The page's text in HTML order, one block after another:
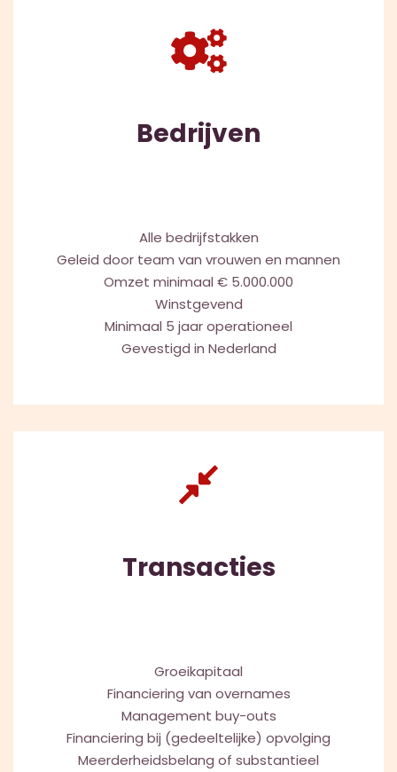
Bedrijven
Alle bedrijfstakken
Geleid door team van vrouwen en mannen
Omzet minimaal € 5.000.000
Winstgevend
Minimaal 5 jaar operationeel
Gevestigd in Nederland
Transacties
Groeikapitaal
Financiering van overnames
Management buy-outs
Financiering bij (gedeeltelijke) opvolging
Meerderheidsbelang of substantieel